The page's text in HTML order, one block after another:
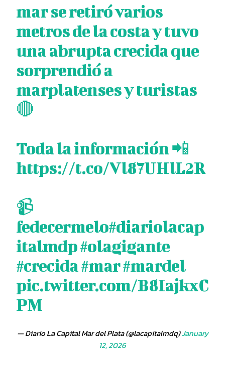
mar se retiró varios
metros de la costa y tuvo
una abrupta crecida que
sorprendió a
marplatenses y turistas
🔴
Toda la información 📲
https://t.co/Vl87UHlL2R
📹
fedecermelo#diariolacap
italmdp#olagigante
#crecida #mar#mardel
pic.twitter.com/B8IajkxC
PM
— Diario La Capital Mar del Plata (@lacapitalmdq)January
12, 2026